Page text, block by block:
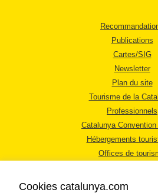
Publications
Cartes/SIG
Newsletter
Plan du site
Tourisme de la
Professionnels
Catalunya Convention
Hébergements
Offices de
Cookies catalunya.com